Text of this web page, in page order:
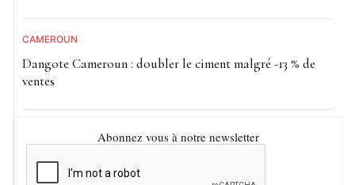
CAMEROUN
Dangote Cameroun : doubler le ciment malgré -13 % de
ventes
Abonnez vous à notre newsletter